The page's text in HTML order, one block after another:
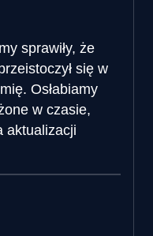
sprawiły, że
się w
Osłabiamy
w czasie,
aktualizacji